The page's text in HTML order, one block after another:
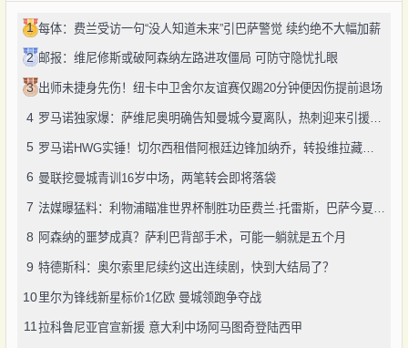
1 每体：费兰受访一句“没人知道未来”引巴萨警觉 续约绝不大幅加薪
2 邮报：维尼修斯或破阿森纳左路进攻僵局 可防守隐忧扎眼
3 出师未捷身先伤！纽卡中卫舍尔友谊赛仅踢20分钟便因伤提前退场
4 罗马诺独家爆：萨维尼奥明确告知曼城今夏离队，热刺迎来引援良机
5 罗马诺HWG实锤！切尔西租借阿根廷边锋加纳乔，转投维拉藏连锁效应？
6 曼联挖曼城青训16岁中场，两笔转会即将落袋
7
8 阿森纳的噩梦成真？萨利巴背部手术，可能一躺就是五个月
9 特德斯科：奥尔索里尼续约这出连续剧，快到大结局了？
10里尔为锋线新星标价1亿欧 曼城领跑争夺战
11拉科鲁尼亚官宣新援 意大利中场阿马图奇登陆西甲